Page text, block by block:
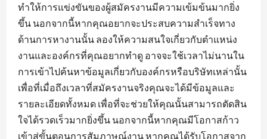
ทำให้การแข่งขันของผู้สมัครงานมีความเข้มข้นมากยิ่ง
ขึ้น นอกจากนี้หากคุณอยากจะประสบความสำเร็จทาง
ด้านการหางานนั้น ลองให้ความสนใจเกี่ยวกับตำแหน่ง
งานและองค์กรที่คุณอยากทำดู อาจจะใช้เวลาไม่นานใน
การเข้าไปค้นหาข้อมูลเกี่ยวกับองค์กรหรือบริษัทเหล่านั้น
เพื่อที่เมื่อถึงเวลาที่สมัครงานจริงคุณจะได้มีข้อมูลและ
รายละเอียดทั้งหมด เพื่อที่จะช่วยให้คุณนั้นสามารถตัดสิน
ใจได้รวดเร็วมากยิ่งขึ้น นอกจากนี้หากคุณมีโอกาสก้าว
เข้าสู่ขั้นตอนการสัมภาษณ์งาน หากคุณได้รับโอกาสจาก